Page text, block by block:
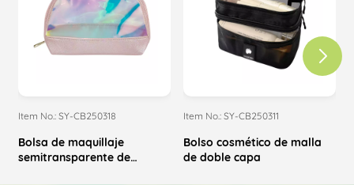
Item No.: SY-CB250318
Bolsa de maquillaje
semitransparente de
Item No.: SY-CB250311
Bolso cosmético de malla
de doble capa